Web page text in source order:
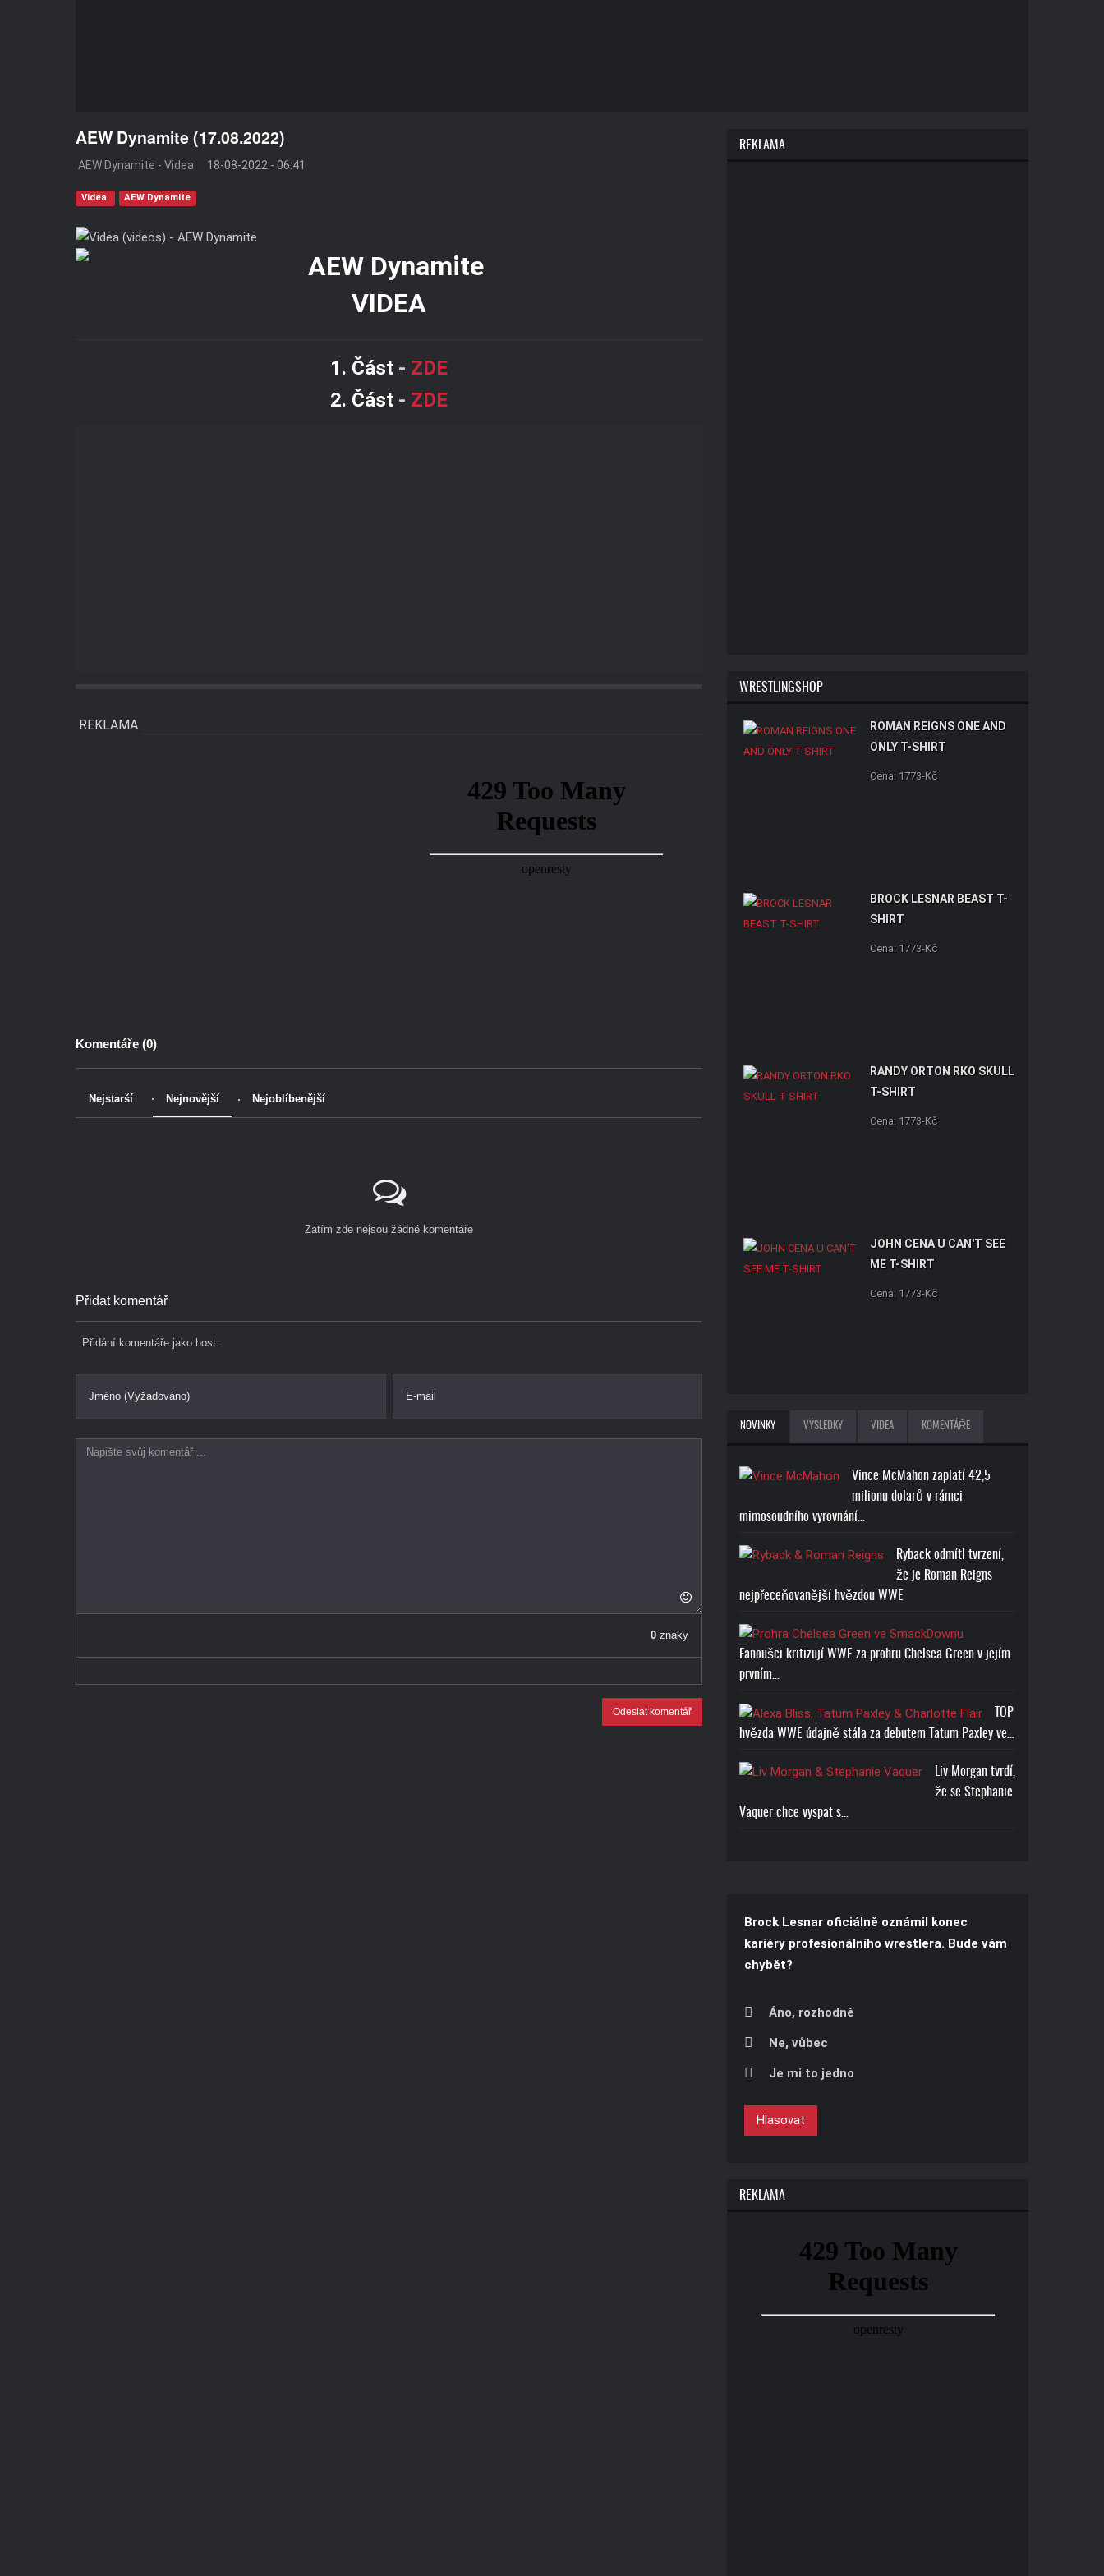
AEW Dynamite (17.08.2022)
AEW Dynamite - Videa 18-08-2022 - 06:41
Videa AEW Dynamite
VIDEA
1. Část - ZDE
2. Část - ZDE
REKLAMA
Komentáře (0)
Nejstarší Nejnovější Nejoblíbenější
Zatím zde nejsou žádné komentáře
Přidat komentář
Přidání komentáře jako host.
Jméno (Vyžadováno) E-mail
0 znaky
Odeslat komentář
REKLAMA
WRESTLINGSHOP
ROMAN REIGNS ONE AND
ONLY T-SHIRT
Cena: 1773-Kč
BROCK LESNAR BEAST T-
SHIRT
Cena: 1773-Kč
RANDY ORTON RKO SKULL
T-SHIRT
Cena: 1773-Kč
JOHN CENA U CAN'T SEE
ME T-SHIRT
Cena: 1773-Kč
NOVINKY VÝSLEDKY VIDEA KOMENTÁŘE
Vince McMahon zaplatí 42,5
milionu dolarů v rámci
mimosoudního vyrovnání…
Ryback odmítl tvrzení,
že je Roman Reigns
nejpřeceňovanější hvězdou WWE
Fanoušci kritizují WWE za prohru Chelsea Green v jejím
prvním…
TOP
hvězda WWE údajně stála za debutem Tatum Paxley ve…
Liv Morgan tvrdí,
že se Stephanie
Vaquer chce vyspat s…
Brock Lesnar oficiálně oznámil konec
kariéry profesionálního wrestlera. Bude vám
chybět?
Áno, rozhodně
Ne, vůbec
Je mi to jedno
Hlasovat
REKLAMA